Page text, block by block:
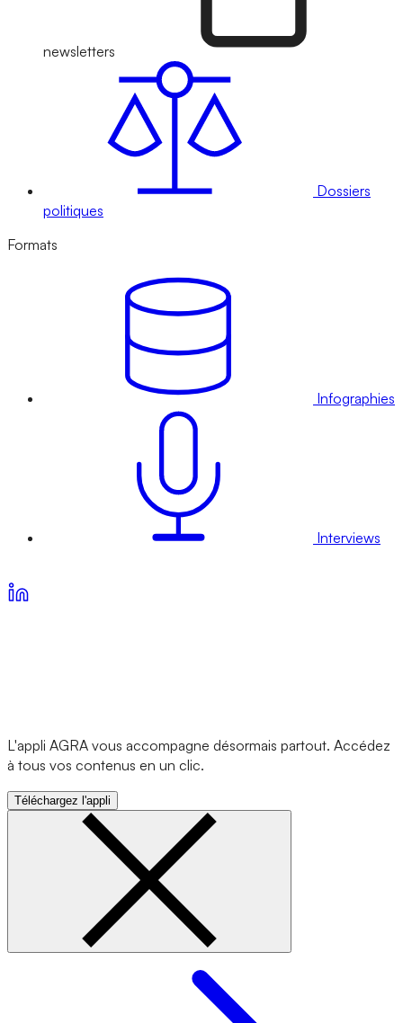
newsletters
Dossiers
politiques
Formats
Infographies
Interviews
L'appli AGRA vous accompagne désormais partout. Accédez
à tous vos contenus en un clic.
Téléchargez l'appli